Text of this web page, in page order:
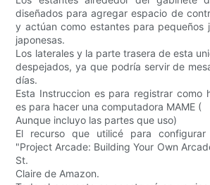
diseñados para agregar espacio de
y actúan como estantes para pequeños
japonesas.
Los laterales y la parte trasera de esta
despejados, ya que podría servir de
días.
Esta Instruccion es para registrar como
es para hacer una computadora MAME (
Aunque incluyo las partes que uso)
El recurso que utilicé para
"Project Arcade: Building Your Own
St.
Claire de Amazon.